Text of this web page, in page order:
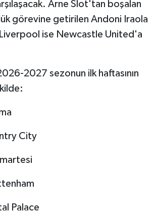
Arne Slot'tan boşalan
görevine getirilen Andoni Iraola
ise Newcastle United'a
2027 sezonun ilk haftasının
City
Palace